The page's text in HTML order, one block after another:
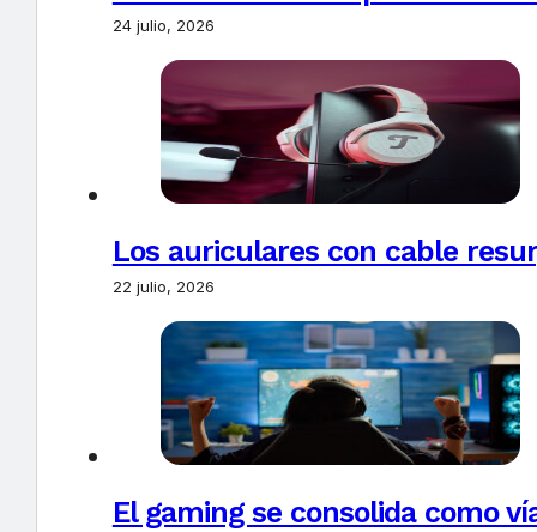
24 julio, 2026
Los auriculares con cable
22 julio, 2026
El gaming se consolida como